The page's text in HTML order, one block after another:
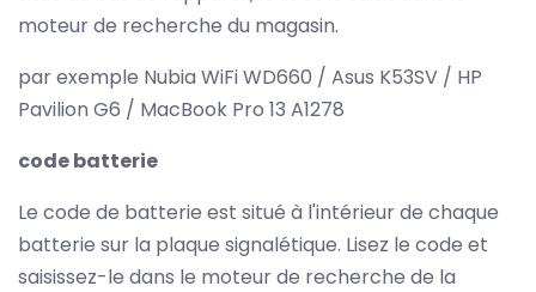
moteur de recherche du magasin.
par exemple Nubia WiFi WD660 / Asus K53SV / HP
Pavilion G6 / MacBook Pro 13 A1278
code batterie
Le code de batterie est situé à l'intérieur de chaque
batterie sur la plaque signalétique. Lisez le code et
saisissez-le dans le moteur de recherche de la